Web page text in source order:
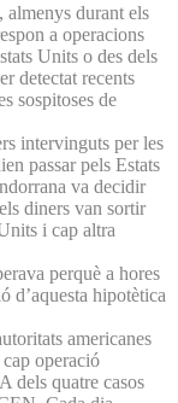
almenys durant els
a operacions
Units o des dels
detectat recents
sospitoses de
intervinguts per les
passar pels Estats
va decidir
diners van sortir
i cap altra
perquè a hores
d’aquesta hipotètica
americanes
operació
dels quatre casos